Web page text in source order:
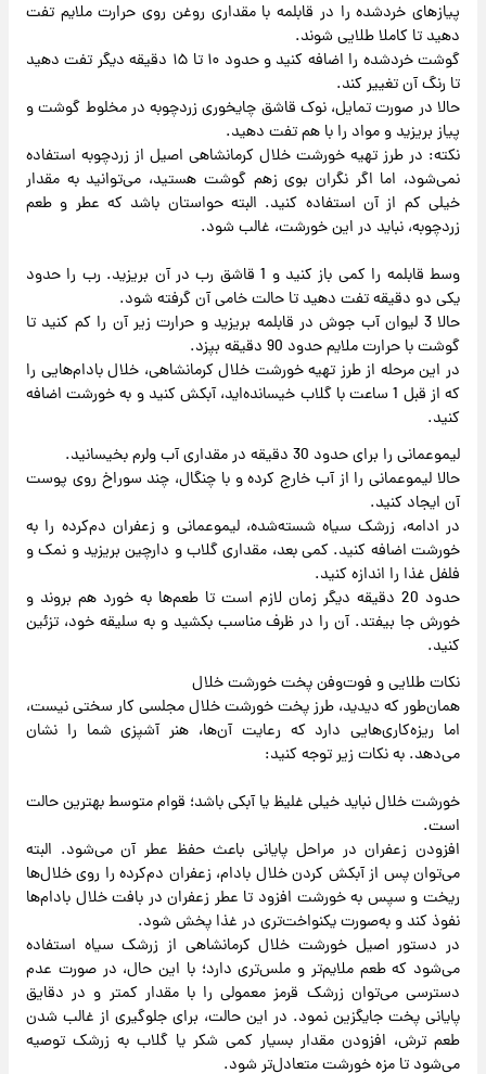
پیازهای خرد‌شده را در قابلمه با مقداری روغن روی حرارت ملایم تفت
دهید تا کاملا طلایی شوند.
گوشت خردشده را اضافه کنید و حدود ۱۰ تا ۱۵ دقیقه دیگر تفت دهید
تا رنگ آن تغییر کند.
حالا در صورت تمایل، نوک قاشق چایخوری زردچوبه در مخلوط گوشت و
پیاز بریزید و مواد را با هم تفت دهید.
نکته: در طرز تهیه خورشت خلال کرمانشاهی اصیل از زردچوبه استفاده
نمی‌شود، اما اگر نگران بوی زهم گوشت هستید، می‌توانید به مقدار
خیلی کم از آن استفاده کنید. البته حواستان باشد که عطر و طعم
زردچوبه، نباید در این خورشت، غالب شود.
وسط قابلمه را کمی باز کنید و 1 قاشق رب در آن بریزید. رب را حدود
یکی دو دقیقه تفت دهید تا حالت خامی آن گرفته شود.
حالا 3 لیوان آب جوش در قابلمه بریزید و حرارت زیر آن را کم کنید تا
گوشت با حرارت ملایم حدود 90 دقیقه بپزد.
در این مرحله از طرز تهیه خورشت خلال کرمانشاهی، خلال بادام‌هایی را
که از قبل 1 ساعت با گلاب خیسانده‌اید، آبکش کنید و به خورشت اضافه
کنید.
لیموعمانی را برای حدود 30 دقیقه در مقداری آب ولرم بخیسانید.
حالا لیموعمانی را از آب خارج کرده و با چنگال، چند سوراخ روی پوست
آن ایجاد کنید.
در ادامه، زرشک سیاه شسته‌شده، لیموعمانی و زعفران دم‌کرده را به
خورشت اضافه کنید. کمی بعد، مقداری گلاب و دارچین بریزید و نمک و
فلفل غذا را اندازه کنید.
حدود 20 دقیقه دیگر زمان لازم است تا طعم‌ها به خورد هم بروند و
خورش جا بیفتد. آن را در ظرف مناسب بکشید و به سلیقه خود، تزئین
کنید.
نکات طلایی و فوت‌وفن پخت خورشت خلال
همان‌طور که دیدید، طرز پخت خورشت خلال مجلسی کار سختی نیست،
اما ریزه‌کاری‌هایی دارد که رعایت آن‌ها، هنر آشپزی شما را نشان
می‌دهد. به نکات زیر توجه کنید:
خورشت خلال نباید خیلی غلیظ یا آبکی باشد؛ قوام متوسط بهترین حالت
است.
افزودن زعفران در مراحل پایانی باعث حفظ عطر آن می‌شود. البته
می‌توان پس از آبکش کردن خلال بادام، زعفران دم‌کرده را روی خلال‌ها
ریخت و سپس به خورشت افزود تا عطر زعفران در بافت خلال بادام‌ها
نفوذ کند و به‌صورت یکنواخت‌تری در غذا پخش شود.
در دستور اصیل خورشت خلال کرمانشاهی از زرشک سیاه استفاده
می‌شود که طعم ملایم‌تر و ملس‌تری دارد؛ با این حال، در صورت عدم
دسترسی می‌توان زرشک قرمز معمولی را با مقدار کمتر و در دقایق
پایانی پخت جایگزین نمود. در این حالت، برای جلوگیری از غالب شدن
طعم ترش، افزودن مقدار بسیار کمی شکر یا گلاب به زرشک توصیه
می‌شود تا مزه خورشت متعادل‌تر شود.